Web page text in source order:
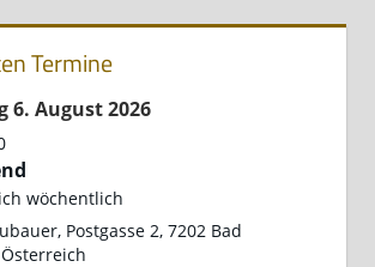
Termine
6. August2026
wöchentlich
Postgasse 2, 7202 Bad